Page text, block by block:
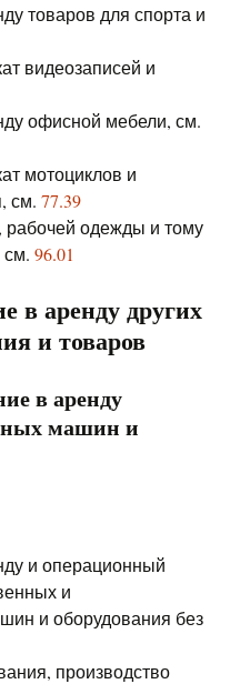
товаров для спорта и
видеозаписей и
офисной мебели, см.
мотоциклов и
см. 77.39
рабочей одежды и тому
96.01
в аренду других
и товаров
в аренду
машин и
и операционный
и
и оборудования без
производство